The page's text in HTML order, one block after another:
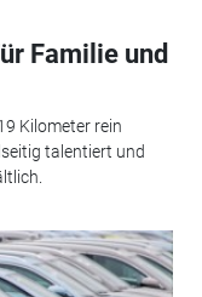
Familie und
Kilometer rein
talentiert und